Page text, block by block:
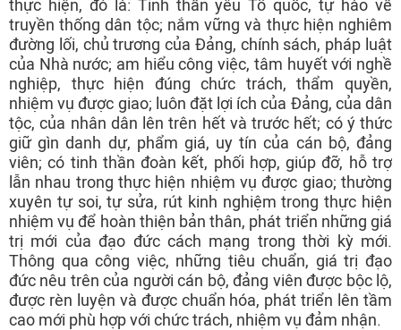
thực hiện, đó là: Tinh thần yêu Tổ quốc, tự hào về
truyền thống dân tộc; nắm vững và thực hiện nghiêm
đường lối, chủ trương của Đảng, chính sách, pháp luật
của Nhà nước; am hiểu công việc, tâm huyết với nghề
nghiệp, thực hiện đúng chức trách, thẩm quyền,
nhiệm vụ được giao; luôn đặt lợi ích của Đảng, của dân
tộc, của nhân dân lên trên hết và trước hết; có ý thức
giữ gìn danh dự, phẩm giá, uy tín của cán bộ, đảng
viên; có tinh thần đoàn kết, phối hợp, giúp đỡ, hỗ trợ
lẫn nhau trong thực hiện nhiệm vụ được giao; thường
xuyên tự soi, tự sửa, rút kinh nghiệm trong thực hiện
nhiệm vụ để hoàn thiện bản thân, phát triển những giá
trị mới của đạo đức cách mạng trong thời kỳ mới.
Thông qua công việc, những tiêu chuẩn, giá trị đạo
đức nêu trên của người cán bộ, đảng viên được bộc lộ,
được rèn luyện và được chuẩn hóa, phát triển lên tầm
cao mới phù hợp với chức trách, nhiệm vụ đảm nhận.